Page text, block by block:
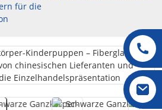
für die